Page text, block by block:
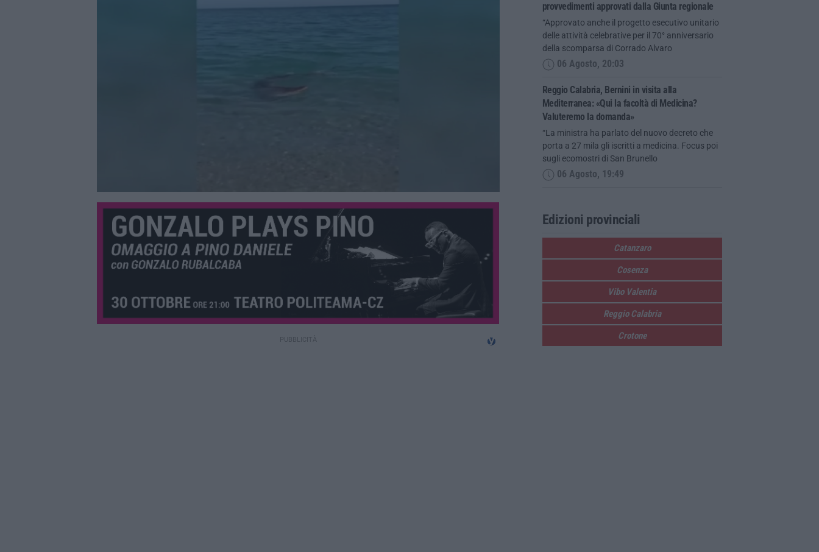
provvedimenti approvati dalla Giunta regionale
“Approvato anche il progetto esecutivo unitario
delle attività celebrative per il 70° anniversario
della scomparsa di Corrado Alvaro
06 Agosto, 20:03
Reggio Calabria, Bernini in visita alla
Mediterranea: «Qui la facoltà di Medicina?
Valuteremo la domanda»
“La ministra ha parlato del nuovo decreto che
porta a 27 mila gli iscritti a medicina. Focus poi
sugli ecomostri di San Brunello
06 Agosto, 19:49
Edizioni provinciali
Catanzaro
Cosenza
Vibo Valentia
Reggio Calabria
Crotone